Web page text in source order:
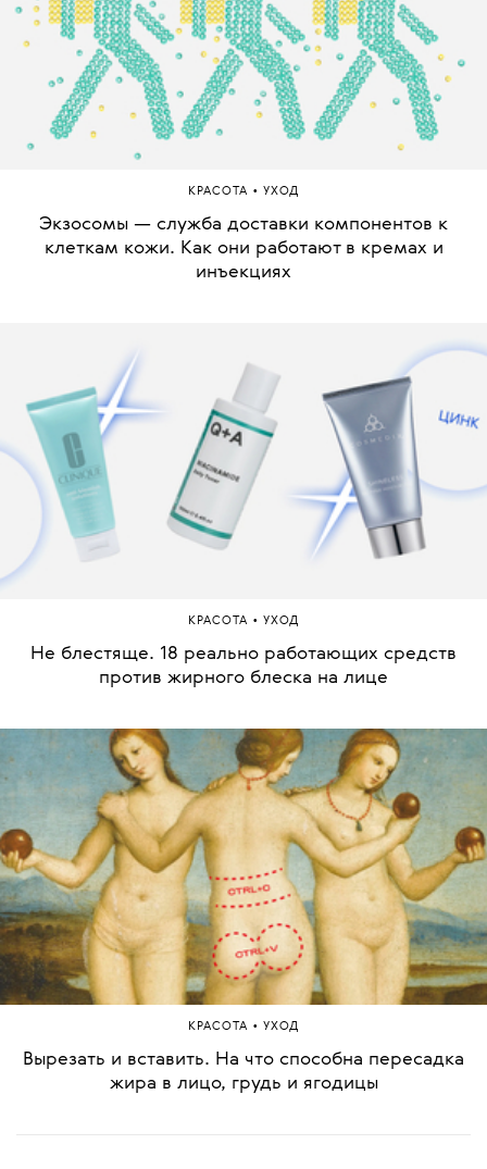
КРАСОТА • УХОД
Экзосомы — служба доставки компонентов к
клеткам кожи. Как они работают в кремах и
инъекциях
КРАСОТА • УХОД
Не блестяще. 18 реально работающих средств
против жирного блеска на лице
КРАСОТА • УХОД
Вырезать и вставить. На что способна пересадка
жира в лицо, грудь и ягодицы